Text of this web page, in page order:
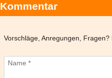
Kommentar
Vorschläge, Anregungen,
Name *